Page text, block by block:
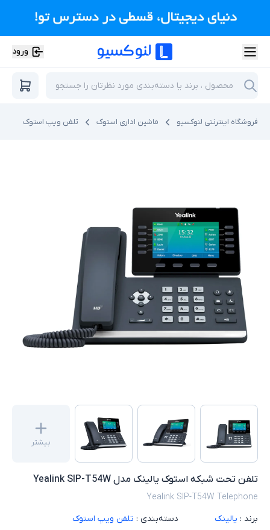
ورود
فروشگاه اینترنتی لنوکسیو ماشین اداری استوک تلفن ویپ استوک
بیشتر
تلفن تحت شبکه استوک یالینک مدل Yealink SIP-T54W
Yealink SIP-T54W Telephone
برند : یالینک دسته‌بندی : تلفن ویپ استوک